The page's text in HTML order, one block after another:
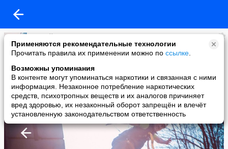
Применяются рекомендательные технологии
Прочитать правила их применении можно по ссылке
Возможны упоминания
В контенте могут упоминаться наркотики и связанная с ними
информация. Незаконное потребление наркотических
средств, психотропных веществ и их аналогов причиняет
вред здоровью, их незаконный оборот запрещён и влечёт
установленную законодательством ответственность
Сергей
added a photo
24 Jul в 13:08